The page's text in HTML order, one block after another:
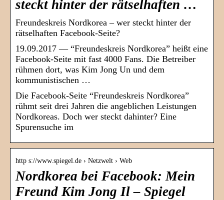
steckt hinter der rätselhaften …
Freundeskreis Nordkorea – wer steckt hinter der
rätselhaften Facebook-Seite?
19.09.2017 — “Freundeskreis Nordkorea” heißt eine
Facebook-Seite mit fast 4000 Fans. Die Betreiber
rühmen dort, was Kim Jong Un und dem
kommunistischen …
Die Facebook-Seite “Freundeskreis Nordkorea”
rühmt seit drei Jahren die angeblichen Leistungen
Nordkoreas. Doch wer steckt dahinter? Eine
Spurensuche im
http s://www.spiegel.de › Netzwelt › Web
Nordkorea bei Facebook: Mein
Freund Kim Jong Il – Spiegel